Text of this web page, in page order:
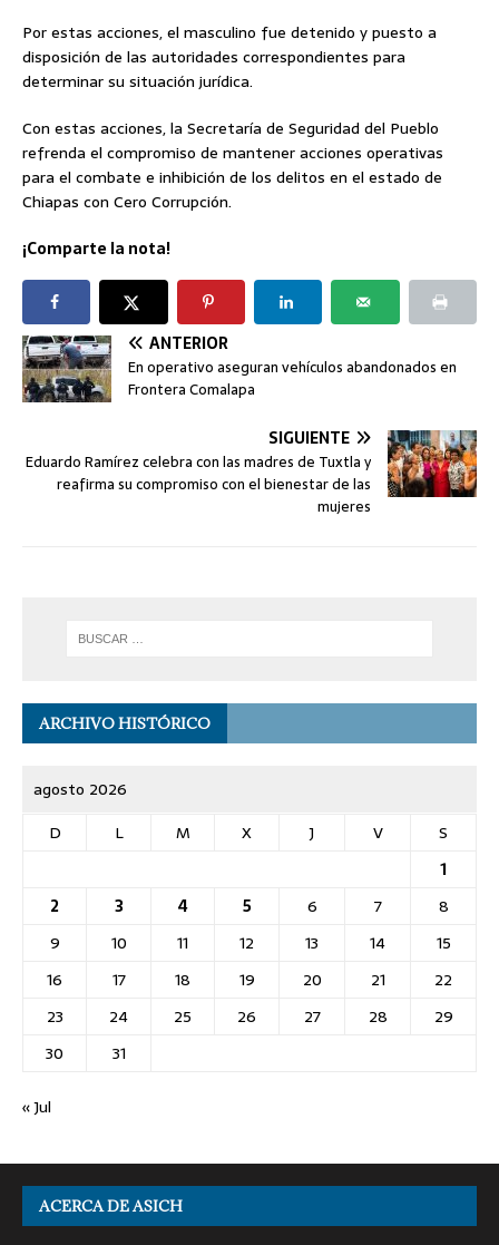
Por estas acciones, el masculino fue detenido y puesto a
disposición de las autoridades correspondientes para
determinar su situación jurídica.
Con estas acciones, la Secretaría de Seguridad del Pueblo
refrenda el compromiso de mantener acciones operativas
para el combate e inhibición de los delitos en el estado de
Chiapas con Cero Corrupción.
¡Comparte la nota!
ANTERIOR
En operativo aseguran vehículos abandonados en
Frontera Comalapa
SIGUIENTE
Eduardo Ramírez celebra con las madres de Tuxtla y
reafirma su compromiso con el bienestar de las
mujeres
ARCHIVO HISTÓRICO
agosto 2026
D
L M X J V
S
1
2
3 4 5 6 7
8
9
10 11 12 13 14
15
16
17 18 19 20 21
22
23
24 25 26 27 28
29
30
31
« Jul
ACERCA DE ASICH